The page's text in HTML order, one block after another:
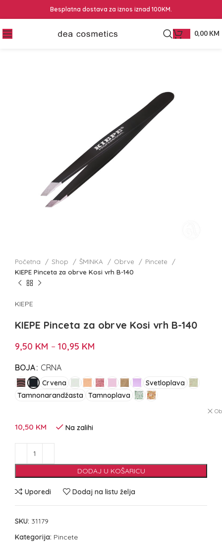
Besplatna dostava za iznos iznad 100KM.
0,00 KM
Početna Shop ŠMINKA Obrve
Pincete
KIEPE Pinceta za obrve Kosi vrh B-140
KIEPE
KIEPE Pinceta za obrve Kosi vrh B-140
9,50 KM – 10,95 KM
BOJA CRNA
Crvena
Svetloplava
Tamnonarandžasta Tamnoplava
10,50 KM Na zalihi
DODAJ U KOŠARICU
Uporedi Dodaj na listu želja
SKU: 31179
Kategorija: Pincete